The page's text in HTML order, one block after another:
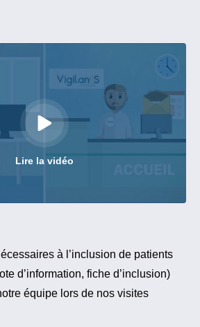
Lire la vidéo
à l’inclusion de patients
d’information, fiche d’inclusion)
équipe lors de nos visites